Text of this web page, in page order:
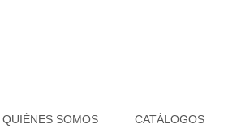
QUIÉNES SOMOS CATÁLOGOS